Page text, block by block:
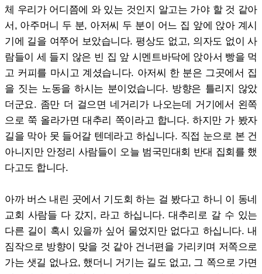
체 우리가 어디쯤에 와 있는 것인지 알고는 가야 할 것 같아
서, 아주머니 두 분, 아저씨 두 분이 어느 집 앞에 앉아 계시
기에 길을 여쭈어 보았습니다. 평상도 없고, 의자도 없이 사
람들이 세 들지 않은 빈 집 앞 시멘트바닥에 앉아서 빵을 먹
고 커피를 마시고 계셨습니다. 아저씨 한 분은 그곳에서 집
을 짓는 노동을 하시는 분이었습니다. 방향은 틀리지 않았
더군요. 좀만 더 걸으면 네거리가 나오는데 거기에서 왼쪽
으로 쭉 올라가면 대추리 쪽이라고 합니다. 하지만 가 봤자
길을 막아 못 들어갈 텐데라고 하십니다. 직접 눈으로 본 건
아니지만 안정리 사람들이 오늘 범국민대회 반대 집회를 했
다고도 합니다.
아까 버스 내린 곳에서 기도회 하는 걸 봤다고 하니 이 동네
교회 사람들 다 갔지, 라고 하십니다. 대추리로 갈 수 있는
다른 길이 혹시 있을까 싶어 물었지만 없다고 하십니다. 내
짐작으로 방향이 맞을 것 같아 건너편을 가리키며 저쪽으로
가는 샛길 없나요, 했더니 거기는 길도 없고, 그 쪽으로 가면